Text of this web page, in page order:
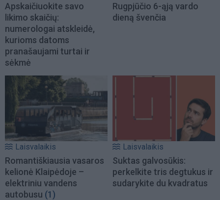
Apskaičiuokite savo
likimo skaičių:
numerologai atskleidė,
kurioms datoms
pranašaujami turtai ir
sėkmė
Rugpjūčio 6-ąją vardo
dieną švenčia
Laisvalaikis
Romantiškiausia vasaros
kelionė Klaipėdoje –
elektriniu vandens
autobusu (1)
Laisvalaikis
Suktas galvosūkis:
perkelkite tris degtukus ir
sudarykite du kvadratus